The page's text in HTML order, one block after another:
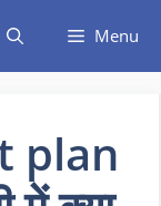
Menu
plan